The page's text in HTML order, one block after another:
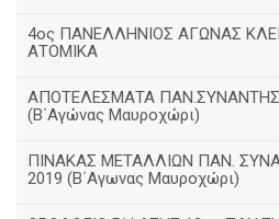
4ος ΠΑΝΕΛΛΗΝΙΟΣ ΑΓΩΝΑΣ
ΑΤΟΜΙΚΑ
ΑΠΟΤΕΛΕΣΜΑΤΑ
(B΄Αγώνας Μαυροχώρι)
ΠΙΝΑΚΑΣ ΜΕΤΑΛΛΙΩΝ ΠΑΝ.
2019 (Β΄Αγωνας Μαυροχώρι)